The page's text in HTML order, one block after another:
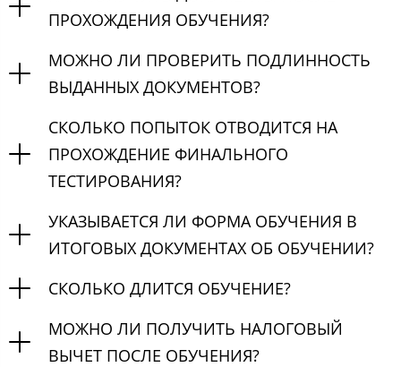
ПРОХОЖДЕНИЯ ОБУЧЕНИЯ?
МОЖНО ЛИ ПРОВЕРИТЬ ПОДЛИННОСТЬ
ВЫДАННЫХ ДОКУМЕНТОВ?
СКОЛЬКО ПОПЫТОК ОТВОДИТСЯ НА
ПРОХОЖДЕНИЕ ФИНАЛЬНОГО
ТЕСТИРОВАНИЯ?
УКАЗЫВАЕТСЯ ЛИ ФОРМА ОБУЧЕНИЯ В
ИТОГОВЫХ ДОКУМЕНТАХ ОБ ОБУЧЕНИИ?
СКОЛЬКО ДЛИТСЯ ОБУЧЕНИЕ?
МОЖНО ЛИ ПОЛУЧИТЬ НАЛОГОВЫЙ
ВЫЧЕТ ПОСЛЕ ОБУЧЕНИЯ?